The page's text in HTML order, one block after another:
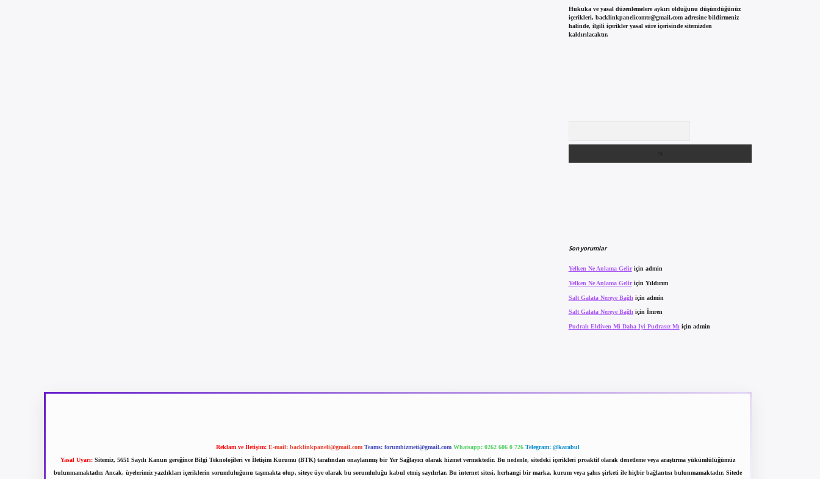
Hukuka ve yasal düzenlemelere aykırı olduğunu düşündüğünüz
içerikleri, backlinkpanelicomtr@gmail.comadresine bildirmeniz
halinde, ilgili içerikler yasal süre içerisinde sitemizden
kaldırılacaktır.
Son yorumlar
Yelken Ne Anlama Geliriçin admin
Yelken Ne Anlama Geliriçin Yıldırım
Salt Galata Nereye Bağlı için admin
Salt Galata Nereye Bağlı için İmren
Pudralı Eldiven Mi Daha Iyi Pudrasız Mı için admin
Reklam ve İletişim: E-mail: backlinkpaneli@gmail.com Teams: forumhizmeti@gmail.com Whatsapp: 0262 606 0 726 Telegram: @karabul
Yasal Uyarı: Sitemiz, 5651 Sayılı Kanun gereğince Bilgi Teknolojileri ve İletişim Kurumu (BTK) tarafından onaylanmış bir Yer Sağlayıcı olarak hizmet vermektedir. Bu nedenle, sitedeki içerikleri proaktif olarak denetleme veya araştırma yükümlülüğümüz
bulunmamaktadır. Ancak, üyelerimiz yazdıkları içeriklerin sorumluluğunu taşımakta olup, siteye üye olarak bu sorumluluğu kabul etmiş sayılırlar. Bu internet sitesi, herhangi bir marka, kurum veya şahıs şirketi ile hiçbir bağlantısı bulunmamaktadır. Sitede